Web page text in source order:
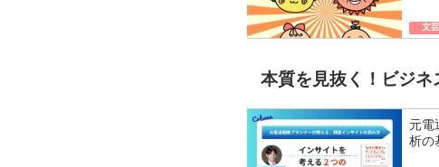
文芸
本質を見抜く！ビジ
元電
析の